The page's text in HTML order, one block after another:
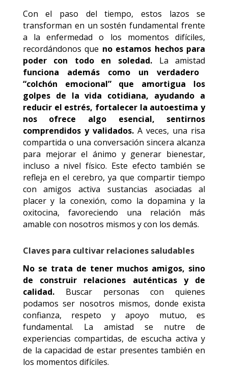
Con el paso del tiempo, estos lazos se
transforman en un sostén fundamental frente
a la enfermedad o los momentos difíciles,
recordándonos que no estamos hechos para
poder con todo en soledad. La amistad
funciona además como un verdadero
“colchón emocional” que amortigua los
golpes de la vida cotidiana, ayudando a
reducir el estrés, fortalecer la autoestima y
nos ofrece algo esencial, sentirnos
comprendidos y validados. A veces, una risa
compartida o una conversación sincera alcanza
para mejorar el ánimo y generar bienestar,
incluso a nivel físico. Este efecto también se
refleja en el cerebro, ya que compartir tiempo
con amigos activa sustancias asociadas al
placer y la conexión, como la dopamina y la
oxitocina, favoreciendo una relación más
amable con nosotros mismos y con los demás.
Claves para cultivar relaciones saludables
No se trata de tener muchos amigos, sino
de construir relaciones auténticas y de
calidad. Buscar personas con quienes
podamos ser nosotros mismos, donde exista
confianza, respeto y apoyo mutuo, es
fundamental. La amistad se nutre de
experiencias compartidas, de escucha activa y
de la capacidad de estar presentes también en
los momentos difíciles.